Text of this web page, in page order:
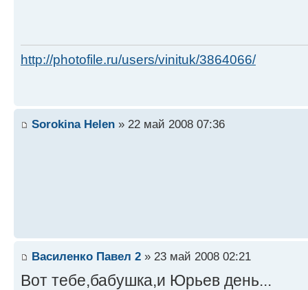
http://photofile.ru/users/vinituk/3864066/
Sorokina Helen » 22 май 2008 07:36
Василенко Павел 2 » 23 май 2008 02:21
Вот тебе,бабушка,и Юрьев день...